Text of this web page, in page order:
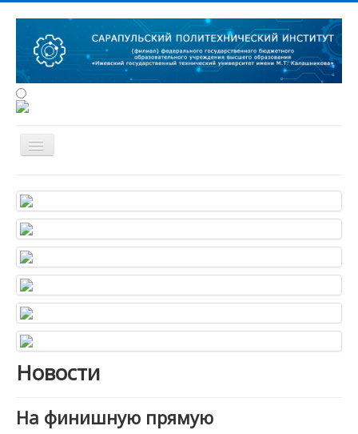
Об институте
Студенту
Наука
Конференции
Абитуриенту
Анкетирование
Новости
На финишную прямую